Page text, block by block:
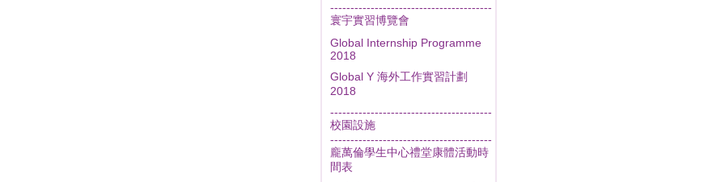
----------------------------------------
寰宇實習博覽會
Global Internship Programme
2018
Global Y 海外工作實習計劃
2018
----------------------------------------
校園設施
----------------------------------------
龐萬倫學生中心禮堂康體活動時
間表